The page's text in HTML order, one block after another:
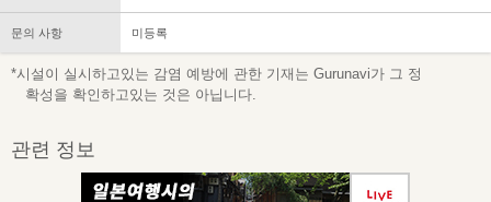
문의 사항 미등록
*시설이 실시하고있는 감염 예방에 관한 기재는 Gurunavi가 그 정
확성을 확인하고있는 것은 아닙니다.
관련 정보